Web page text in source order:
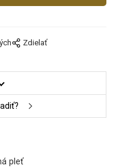
Zdielať
pleť